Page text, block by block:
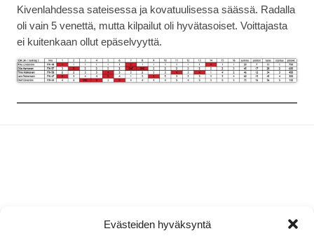
Evästeiden hyväksyntä
Kivenlahdessa sateisessa ja kovatuulisessa säässä. Radalla
oli vain 5 venettä, mutta kilpailut oli hyvätasoiset. Voittajasta
ei kuitenkaan ollut epäselvyyttä.